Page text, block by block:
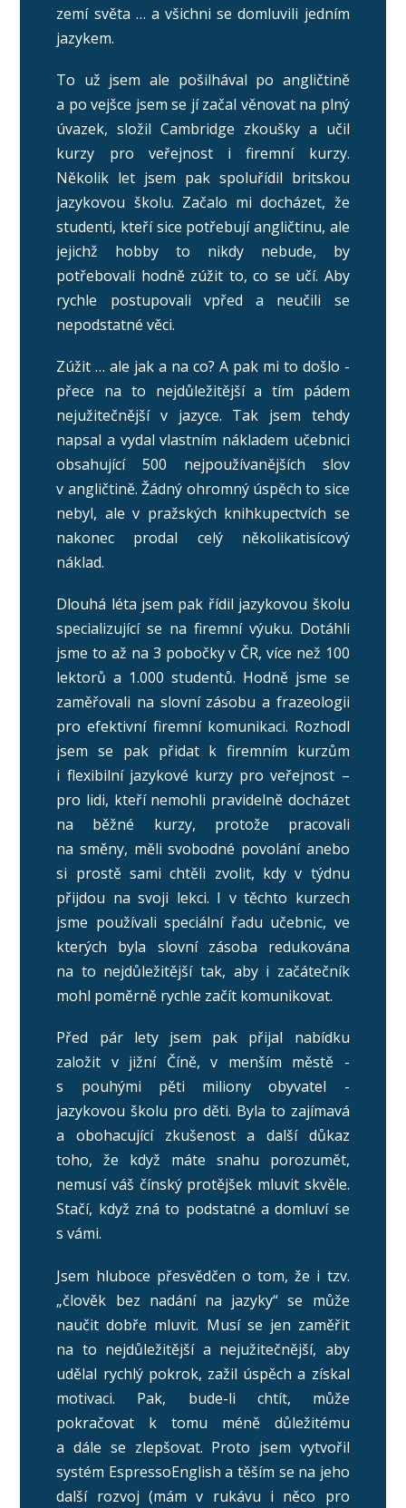
zemí světa … a všichni se domluvili jedním
jazykem.
To už jsem ale pošilhával po angličtině
a po vejšce jsem se jí začal věnovat na plný
úvazek, složil Cambridge zkoušky a učil
kurzy pro veřejnost i firemní kurzy.
Několik let jsem pak spoluřídil britskou
jazykovou školu. Začalo mi docházet, že
studenti, kteří sice potřebují angličtinu, ale
jejichž hobby to nikdy nebude, by
potřebovali hodně zúžit to, co se učí. Aby
rychle postupovali vpřed a neučili se
nepodstatné věci.
Zúžit … ale jak a na co? A pak mi to došlo -
přece na to nejdůležitější a tím pádem
nejužitečnější v jazyce. Tak jsem tehdy
napsal a vydal vlastním nákladem učebnici
obsahující 500 nejpoužívanějších slov
v angličtině. Žádný ohromný úspěch to sice
nebyl, ale v pražských knihkupectvích se
nakonec prodal celý několikatisícový
náklad.
Dlouhá léta jsem pak řídil jazykovou školu
specializující se na firemní výuku. Dotáhli
jsme to až na 3 pobočky v ČR, více než 100
lektorů a 1.000 studentů. Hodně jsme se
zaměřovali na slovní zásobu a frazeologii
pro efektivní firemní komunikaci. Rozhodl
jsem se pak přidat k firemním kurzům
i flexibilní jazykové kurzy pro veřejnost –
pro lidi, kteří nemohli pravidelně docházet
na běžné kurzy, protože pracovali
na směny, měli svobodné povolání anebo
si prostě sami chtěli zvolit, kdy v týdnu
přijdou na svoji lekci. I v těchto kurzech
jsme používali speciální řadu učebnic, ve
kterých byla slovní zásoba redukována
na to nejdůležitější tak, aby i začátečník
mohl poměrně rychle začít komunikovat.
Před pár lety jsem pak přijal nabídku
založit v jižní Číně, v menším městě -
s pouhými pěti miliony obyvatel -
jazykovou školu pro děti. Byla to zajímavá
a obohacující zkušenost a další důkaz
toho, že když máte snahu porozumět,
nemusí váš čínský protějšek mluvit skvěle.
Stačí, když zná to podstatné a domluví se
s vámi.
Jsem hluboce přesvědčen o tom, že i tzv.
„člověk bez nadání na jazyky“ se může
naučit dobře mluvit. Musí se jen zaměřit
na to nejdůležitější a nejužitečnější, aby
udělal rychlý pokrok, zažil úspěch a získal
motivaci. Pak, bude-li chtít, může
pokračovat k tomu méně důležitému
a dále se zlepšovat. Proto jsem vytvořil
systém EspressoEnglish a těším se na jeho
další rozvoj (mám v rukávu i něco pro